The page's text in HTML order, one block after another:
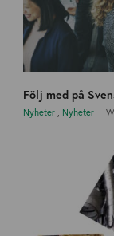
Följ med på
Nyheter , Nyheter